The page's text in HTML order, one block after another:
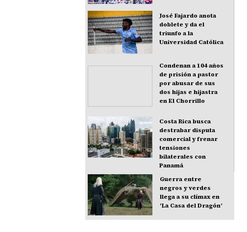
José Fajardo anota
doblete y da el
triunfo a la
Universidad Católica
Condenan a 104 años
de prisión a pastor
por abusar de sus
dos hijas e hijastra
en El Chorrillo
Costa Rica busca
destrabar disputa
comercial y frenar
tensiones
bilaterales con
Panamá
Guerra entre
negros y verdes
llega a su clímax en
‘La Casa del Dragón’